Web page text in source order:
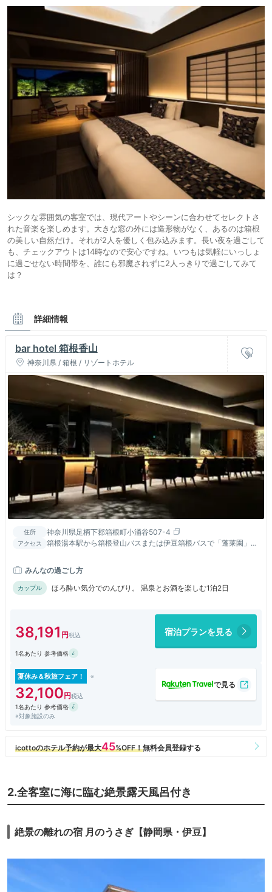
シックな雰囲気の客室では、現代アートやシーンに合わせてセレクトさ
れた音楽を楽しめます。大きな窓の外には造形物がなく、あるのは箱根
の美しい自然だけ。それが2人を優しく包み込みます。長い夜を過ごして
も、チェックアウトは14時なので安心ですね。いつもは気軽にいっしょ
に過ごせない時間帯を、誰にも邪魔されずに2人っきりで過ごしてみて
は？
詳細情報
bar hotel 箱根香山
神奈川県 / 箱根 / リゾートホテル
住所 神奈川県足柄下郡箱根町小涌谷507-4
アクセス
箱根湯本駅から箱根登山バスまたは伊豆箱根バスで「蓬莱園」バ
みんなの過ごし方
カップル ほろ酔い気分でのんびり。 温泉とお酒を楽しむ1泊2日
38,191 宿泊プランを見る
1名あたり 参考価格
夏休み＆秋旅フェア！
32,100
1名あたり 参考価格
※対象施設のみ
2.全客室に海に臨む絶景露天風呂付き
絶景の離れの宿 月のうさぎ【静岡県・伊豆】